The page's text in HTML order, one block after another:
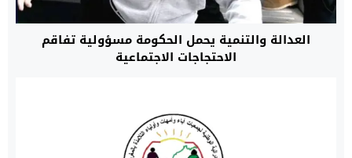
العدالة والتنمية يحمل الحكومة مسؤولية تفاقم
الاحتجاجات الاجتماعية